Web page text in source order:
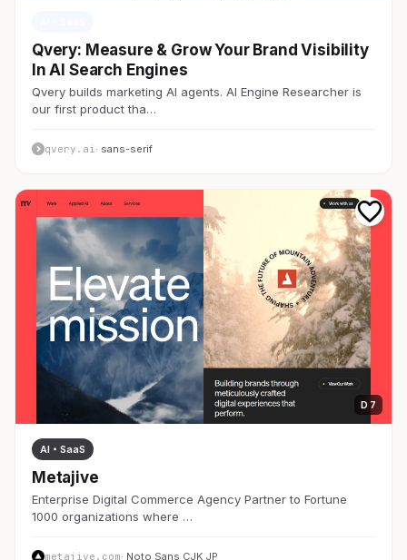
Qvery: Measure & Grow Your Brand Visibility
In AI Search Engines
Qvery builds marketing AI agents. AI Engine Researcher is
our first product tha…
qvery.ai · sans-serif
D 7
AI・SaaS
Metajive
Enterprise Digital Commerce Agency Partner to Fortune
1000 organizations where …
metajive.com· Noto Sans CJK JP